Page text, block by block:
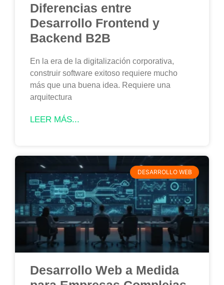
Diferencias entre
Desarrollo Frontend y
Backend B2B
En la era de la digitalización corporativa,
construir software exitoso requiere mucho
más que una buena idea. Requiere una
arquitectura
LEER MÁS...
DESARROLLO WEB
Desarrollo Web a Medida